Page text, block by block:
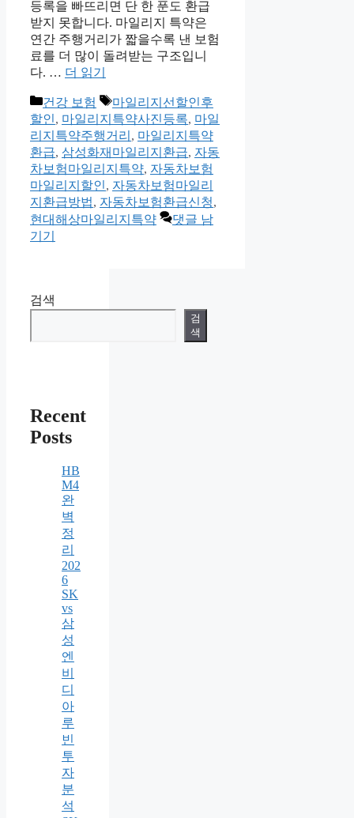
등록을 빠뜨리면 단 한 푼도 환급
받지 못합니다. 마일리지 특약은
연간 주행거리가 짧을수록 낸 보험
료를 더 많이 돌려받는 구조입니
다. … 더 읽기
카
테
고
리
건강 보험
태
그
마일리지선할인후
할인, 마일리지특약사진등록, 마일
리지특약주행거리 , 마일리지특약
환급, 삼성화재마일리지환급, 자동
차보험마일리지특약, 자동차보험
마일리지할인, 자동차보험마일리
지환급방법, 자동차보험환급신청,
현대해상마일리지특약
댓글 남
기기
검색
검
색
Recent
Posts
HB
M4
완
벽
정
리
202
6
SK
vs
삼
성
엔
비
디
아
루
빈
투
자
분
석